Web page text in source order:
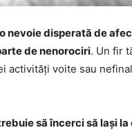
nevoie disperată de
de nenorociri. Un fir
activități voite sau
să încerci să lași